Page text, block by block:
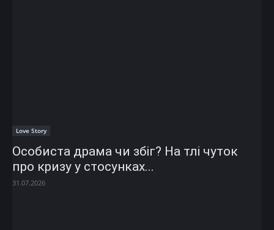
Love Story
Особиста драма чи збіг? На тлі чуток
про кризу у стосунках...
31.07.2026